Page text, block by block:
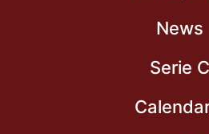
News
Serie C